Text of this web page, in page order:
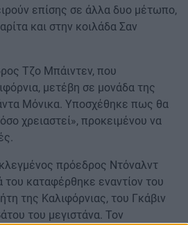
επίσης σε άλλα δυο μέτωπο,
και στην κοιλάδα Σαν
Τζο Μπάιντεν, που
μετέβη σε μονάδα της
Μόνικα. Υποσχέθηκε πως θα
χρειαστεί», προκειμένου να
πρόεδρος Ντόναλντ
καταφέρθηκε εναντίον του
της Καλιφόρνιας, του Γκάβιν
του μεγιστάνα. Τον